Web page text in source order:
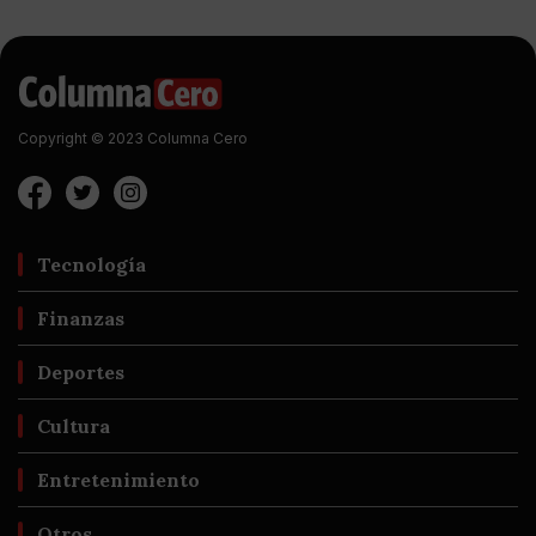
Copyright © 2023 Columna Cero
Tecnología
Finanzas
Deportes
Cultura
Entretenimiento